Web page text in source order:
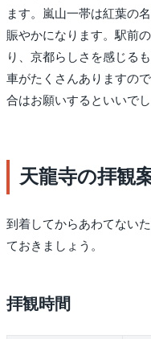
ます。嵐山一帯は紅葉の
賑やかになります。駅前
り、京都らしさを感じる
車がたくさんありますの
合はお願いするといいでし
天龍寺の拝観
到着してからあわてない
ておきましょう。
拝観時間